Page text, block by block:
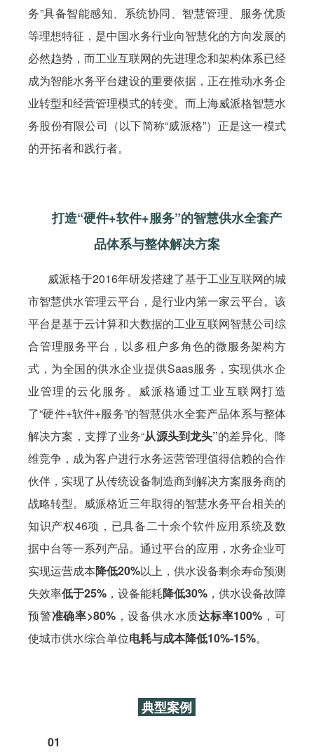
务”具备智能感知、系统协同、智慧管理、服务优质
等理想特征，是中国水务行业向智慧化的方向发展的
必然趋势，而工业互联网的先进理念和架构体系已经
成为智能水务平台建设的重要依据，正在推动水务企
业转型和经营管理模式的转变。而上海威派格智慧水
务股份有限公司（以下简称“威派格”）正是这一模式
的开拓者和践行者。
打造“硬件+软件+服务”的智慧供水全套产
品体系与整体解决方案
威派格于2016年研发搭建了基于工业互联网的城
市智慧供水管理云平台，是行业内第一家云平台。该
平台是基于云计算和大数据的工业互联网智慧公司综
合管理服务平台，以多租户多角色的微服务架构方
式，为全国的供水企业提供Saas服务，实现供水企
业管理的云化服务。威派格通过工业互联网打造
了“硬件+软件+服务”的智慧供水全套产品体系与整体
解决方案，支撑了业务“从源头到龙头”的差异化、降
维竞争，成为客户进行水务运营管理值得信赖的合作
伙伴，实现了从传统设备制造商到解决方案服务商的
战略转型。威派格近三年取得的智慧水务平台相关的
知识产权46项，已具备二十余个软件应用系统及数
据中台等一系列产品。通过平台的应用，水务企业可
实现运营成本降低20%以上，供水设备剩余寿命预测
失效率低于25% ，设备能耗降低30% ，供水设备故障
预警准确率>80%，设备供水水质达标率100% ，可
使城市供水综合单位电耗与成本降低10%-15%。
典型案例
01